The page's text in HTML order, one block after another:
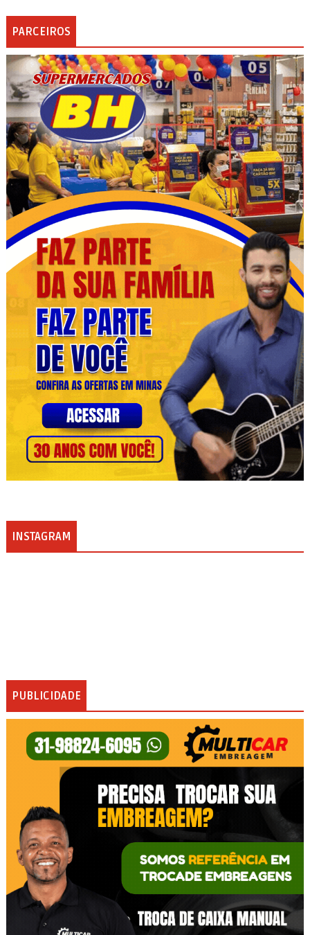
PARCEIROS
INSTAGRAM
PUBLICIDADE